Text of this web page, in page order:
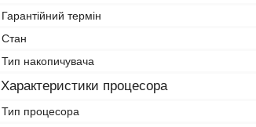
Гарантійний термін
Стан
Тип накопичувача
Характеристики процесора
Тип процесора